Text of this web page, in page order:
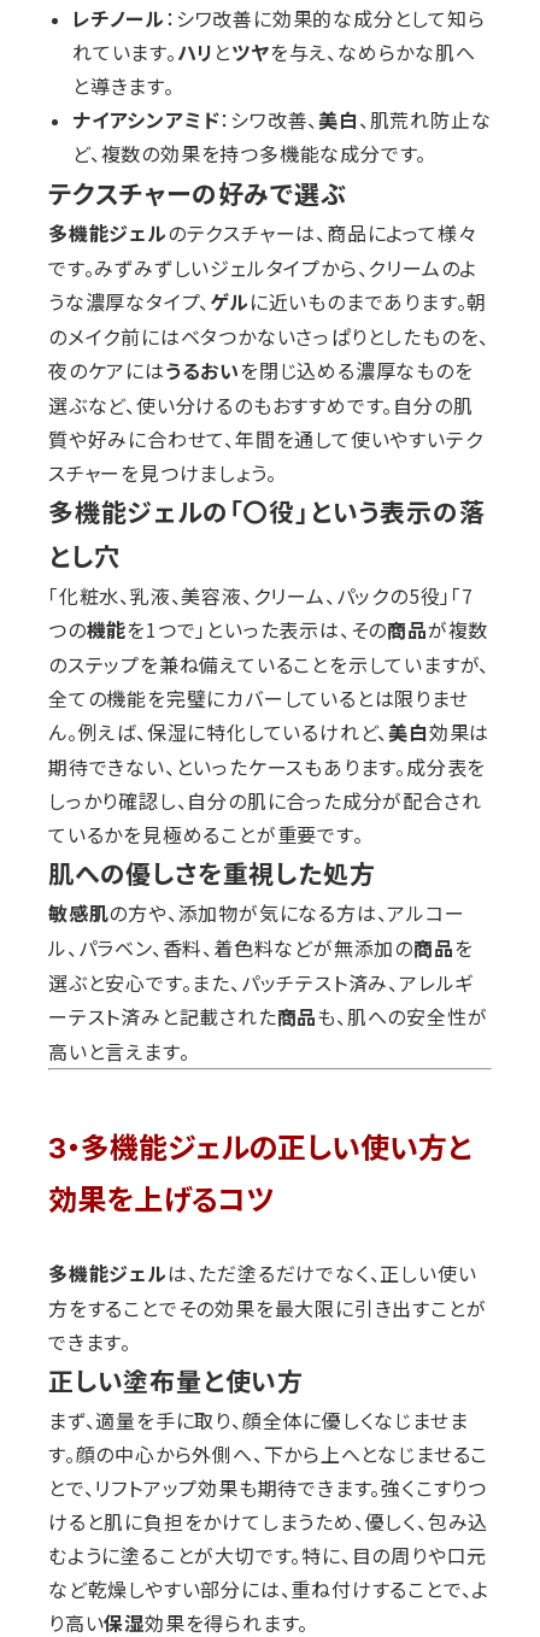
レチノール ：シワ改善に効果的な成分として知ら
れています。 ハリ とツヤを与え、なめらかな肌へ
と導きます。
ナイアシンアミド：シワ改善、美白 、肌荒れ防止な
ど、複数の効果を持つ多機能な成分です。
テクスチャーの好みで選ぶ
多機能ジェルのテクスチャーは、商品によって様々
です。みずみずしいジェルタイプから、クリームのよ
うな濃厚なタイプ、 ゲル に近いものまであります。朝
のメイク前にはベタつかないさっぱりとしたものを、
夜のケアにはうるおいを閉じ込める濃厚なものを
選ぶなど、使い分けるのもおすすめです。自分の肌
質や好みに合わせて、年間を通して使いやすいテク
スチャーを見つけましょう。
多機能ジェルの「〇役」という表示の落
とし穴
「化粧水、乳液、美容液、クリーム、パックの5役」「7
つの機能を1つで」といった表示は、その商品が複数
のステップを兼ね備えていることを示していますが、
全ての機能を完璧にカバーしているとは限りませ
ん。例えば、保湿に特化しているけれど、美白効果は
期待できない、といったケースもあります。成分表を
しっかり確認し、自分の肌に合った成分が配合され
ているかを見極めることが重要です。
肌への優しさを重視した処方
敏感肌の方や、添加物が気になる方は、アルコー
ル、パラベン、香料、着色料などが無添加の商品を
選ぶと安心です。また、パッチテスト済み、アレルギ
ーテスト済みと記載された商品も、肌への安全性が
高いと言えます。
3・多機能ジェルの正しい使い方と
効果を上げるコツ
多機能ジェルは、ただ塗るだけでなく、正しい使い
方をすることでその効果を最大限に引き出すことが
できます。
正しい塗布量と使い方
まず、適量を手に取り、顔全体に優しくなじませま
す。顔の中心から外側へ、下から上へとなじませるこ
とで、リフトアップ効果も期待できます。強くこすりつ
けると肌に負担をかけてしまうため、優しく、包み込
むように塗ることが大切です。特に、目の周りや口元
など乾燥しやすい部分には、重ね付けすることで、よ
り高い保湿効果を得られます。